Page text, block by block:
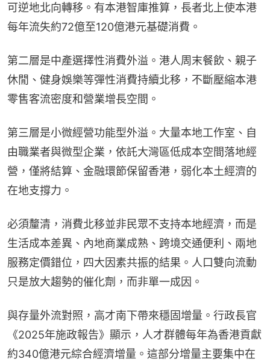
可逆地北向轉移。有本港智庫推算，長者北上使本港
每年流失約72億至120億港元基礎消費。
第二層是中產選擇性消費外溢。港人周末餐飲、親子
休閒、健身娛樂等彈性消費持續北移，不斷壓縮本港
零售客流密度和營業增長空間。
第三層是小微經營功能型外溢。大量本地工作室、自
由職業者與微型企業，依託大灣區低成本空間落地經
營，僅將結算、金融環節保留香港，弱化本土經濟的
在地支撐力。
必須釐清，消費北移並非民眾不支持本地經濟，而是
生活成本差異、內地商業成熟、跨境交通便利、兩地
服務定價錯位，四大因素共振的結果。人口雙向流動
只是放大趨勢的催化劑，而非單一成因。
與存量外流對照，高才南下帶來穩固增量。行政長官
《2025年施政報告》顯示，人才群體每年為香港貢獻
約340億港元綜合經濟增量。這部分增量主要集中在